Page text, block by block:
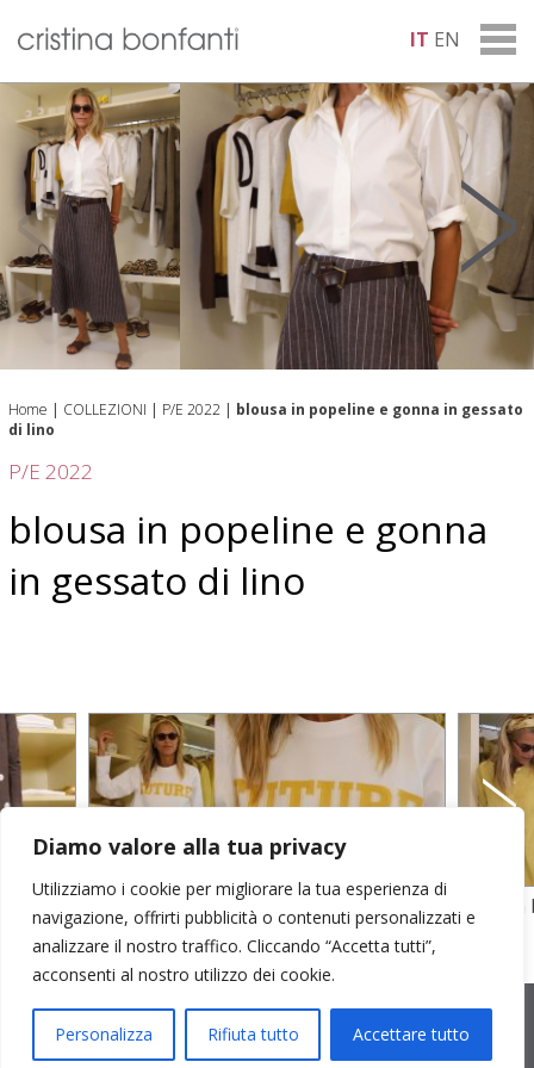
Diamo valore alla tua privacy
Utilizziamo i cookie per migliorare la tua esperienza di
navigazione, offrirti pubblicità o contenuti personalizzati e
analizzare il nostro traffico. Cliccando “Accetta tutti”,
acconsenti al nostro utilizzo dei cookie.
Personalizza Rifiuta tutto Accettare tutto
IT EN
Home | COLLEZIONI | P/E 2022 | blousa in popeline e gonna in gessato
di lino
P/E 2022
blousa in popeline e gonna
in gessato di lino
felpa in cotone abito in
Bernareggio MB | sede legale: via Duca degli Abruzzi 7/A, 20871
Vimercate MB | r.e.a.: MB-2559099 | C.F / P.IVA IT10810090968 |